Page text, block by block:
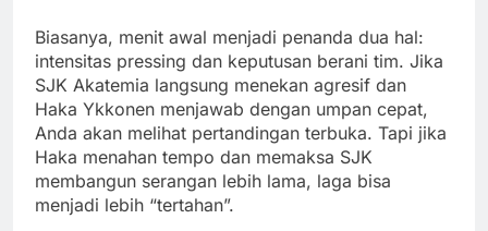
Biasanya, menit awal menjadi penanda dua hal:
intensitas pressing dan keputusan berani tim. Jika
SJK Akatemia langsung menekan agresif dan
Haka Ykkonen menjawab dengan umpan cepat,
Anda akan melihat pertandingan terbuka. Tapi jika
Haka menahan tempo dan memaksa SJK
membangun serangan lebih lama, laga bisa
menjadi lebih “tertahan”.